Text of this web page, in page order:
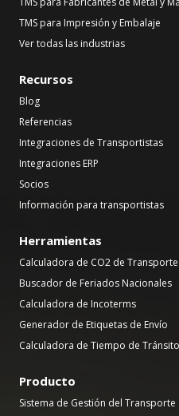
TMS para Impresión y Embalaje
Ver todas las industrias
Recursos
Blog
Referencias
Integraciones de Transportistas
Integraciones ERP
Socios
Información para transportistas
Herramientas
Calculadora de CO2 de Transporte
Buscador de Feriados Nacionales
Calculadora de Incoterms
Generador de Etiquetas de Envío
Calculadora de Tiempo de
Producto
Sistema de Gestión del Transporte